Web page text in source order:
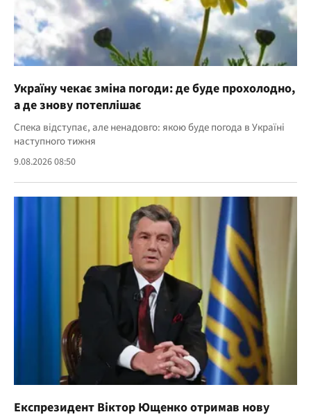
Україну чекає зміна погоди: де буде прохолодно,
а де знову потеплішає
Спека відступає, але ненадовго: якою буде погода в Україні
наступного тижня
9.08.2026 08:50
Експрезидент Віктор Ющенко отримав нову